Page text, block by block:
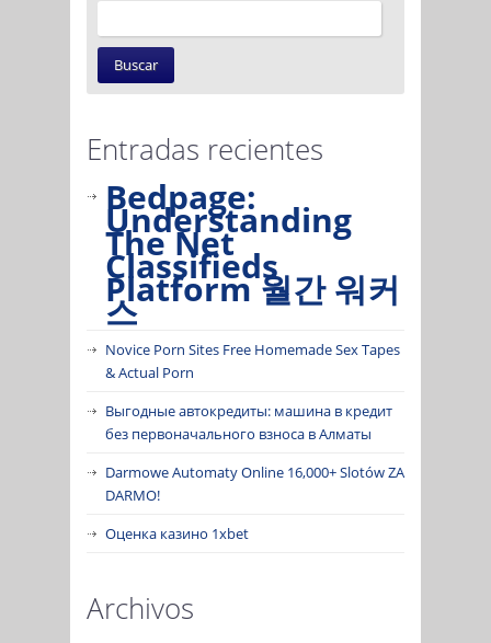
Entradas recientes
Bedpage:
Understanding
The Net
Classifieds
Platform 월간 워커
스
Novice Porn Sites Free Homemade Sex Tapes
& Actual Porn
Выгодные автокредиты: машина в кредит
без первоначального взноса в Алматы
Darmowe Automaty Online 16,000+ Slotów ZA
DARMO!
Оценка казино 1xbet
Archivos